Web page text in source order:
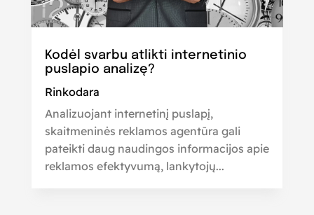
Kodėl svarbu atlikti internetinio
puslapio analizę?
Rinkodara
Analizuojant internetinį puslapį,
skaitmeninės reklamos agentūra gali
pateikti daug naudingos informacijos apie
reklamos efektyvumą, lankytojų...